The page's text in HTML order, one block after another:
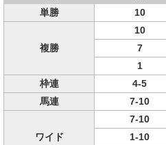
単勝 10
複勝
10
7
1
枠連
4-5
馬連
7-10
ワイド
7-10
1-10